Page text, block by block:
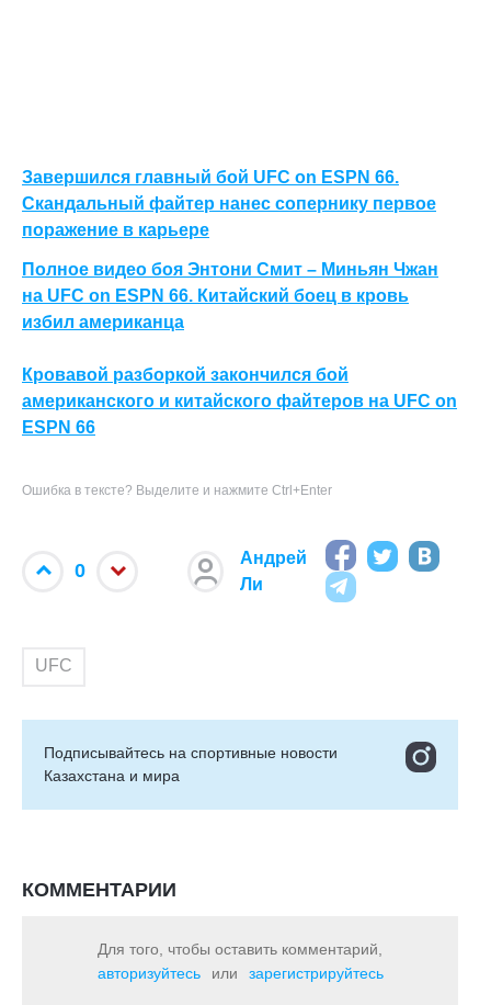
Завершился главный бой UFC on ESPN 66.
Скандальный файтер нанес сопернику первое
поражение в карьере
Полное видео боя Энтони Смит – Миньян Чжан
на UFC on ESPN 66. Китайский боец в кровь
избил американца
Кровавой разборкой закончился бой
американского и китайского файтеров на UFC on
ESPN 66
Ошибка в тексте? Выделите и нажмите Ctrl+Enter
0
Андрей
Ли
UFC
Подписывайтесь на cпортивные новости
Казахстана и мира
КОММЕНТАРИИ
Для того, чтобы оставить комментарий,
авторизуйтесь
или зарегистрируйтесь